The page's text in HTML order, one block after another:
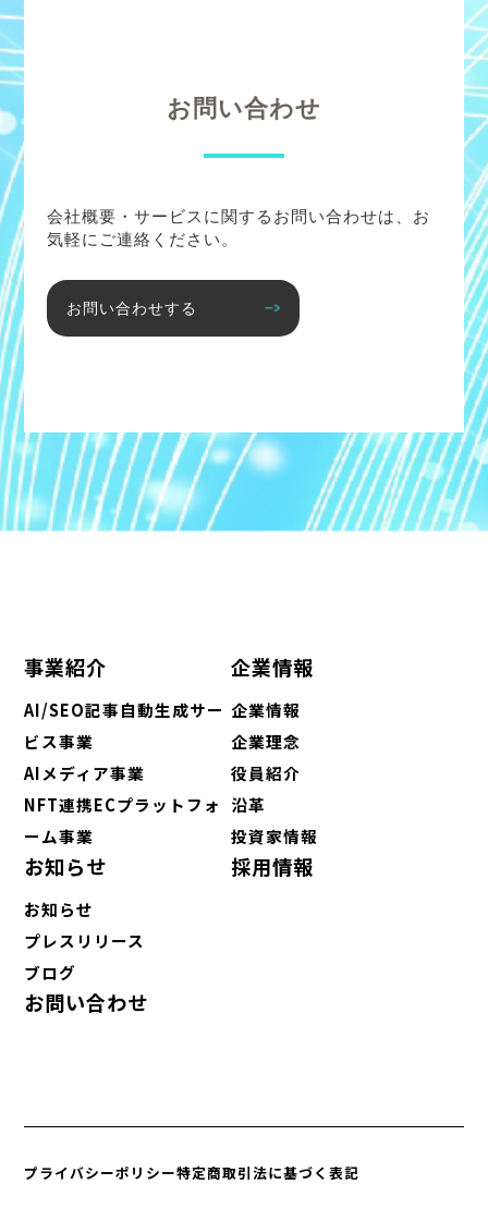
お問い合わせ
会社概要・サービスに関するお問い合わせは、お
気軽にご連絡ください。
お問い合わせする
事業紹介
AI/SEO記事自動生成サー
ビス事業
AIメディア事業
NFT連携ECプラットフォ
ーム事業
企業情報
企業情報
企業理念
役員紹介
沿革
投資家情報
お知らせ
お知らせ
プレスリリース
ブログ
採用情報
お問い合わせ
プライバシーポリシー特定商取引法に基づく表記